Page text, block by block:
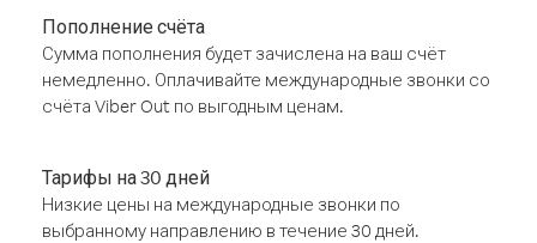
Пополнение счёта
Сумма пополнения будет зачислена на ваш счёт
немедленно. Оплачивайте международные звонки со
счёта Viber Out по выгодным ценам.
Тарифы на 30 дней
Низкие цены на международные звонки по
выбранному направлению в течение 30 дней.